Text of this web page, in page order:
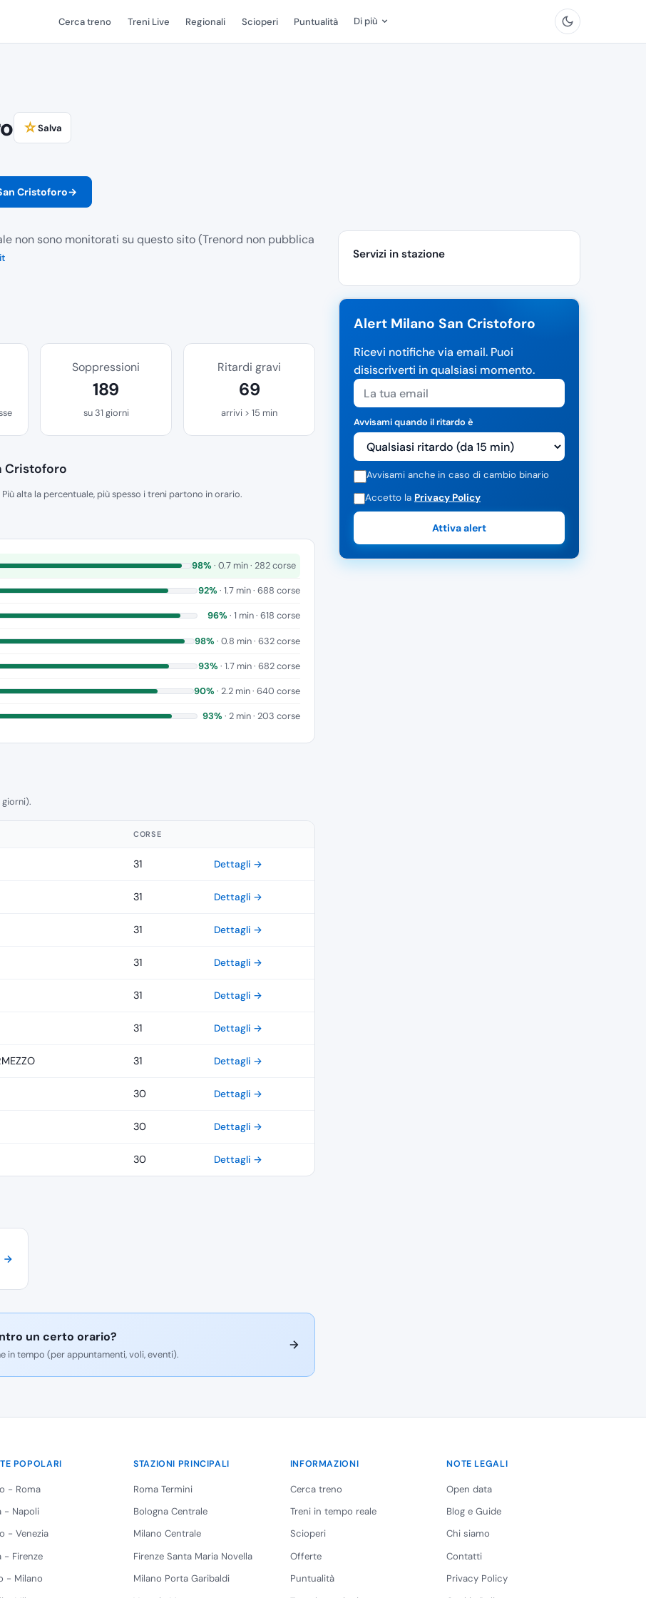
Cerca treno Treni Live Regionali Scioperi Puntualità Di più
☆Salva
Cristoforo→
non sono monitorati su questo sito (Trenord non pubblica
Soppressioni
189
su 31 giorni
Ritardi gravi
69
arrivi > 15 min
Cristoforo
alta la percentuale, più spesso i treni partono in orario.
98% · 0.7 min · 282 corse
92% · 1.7 min · 688 corse
96% · 1 min · 618 corse
98% · 0.8 min · 632 corse
93% · 1.7 min · 682 corse
90% · 2.2 min · 640 corse
93% · 2 min · 203 corse
CORSE
31 Dettagli →
31 Dettagli →
31 Dettagli →
31 Dettagli →
31 Dettagli →
31 Dettagli →
31 Dettagli →
30 Dettagli →
30 Dettagli →
30 Dettagli →
un certo orario?
in tempo (per appuntamenti, voli, eventi).
Servizi in stazione
Alert Milano San Cristoforo
Ricevi notifiche via email. Puoi
disiscriverti in qualsiasi momento.
Avvisami quando il ritardo è
Avvisami anche in caso di cambio binario
Accetto la Privacy Policy
Attiva alert
POPOLARI
- Roma
- Napoli
- Venezia
- Firenze
- Milano
STAZIONI PRINCIPALI
Roma Termini
Bologna Centrale
Milano Centrale
Firenze Santa Maria Novella
Milano Porta Garibaldi
INFORMAZIONI
Cerca treno
Treni in tempo reale
Scioperi
Offerte
Puntualità
NOTE LEGALI
Open data
Blog e Guide
Chi siamo
Contatti
Privacy Policy